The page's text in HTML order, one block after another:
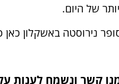
של היום.
נירוסטה באשקלון כאן
קשר ונשמח לענות